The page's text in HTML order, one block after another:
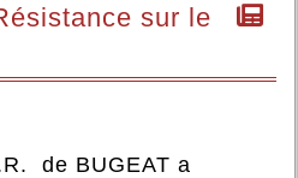
sur le
de BUGEAT a